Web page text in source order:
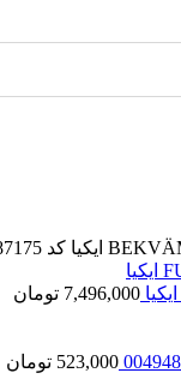
7,496,000 تومان
523,000 تومان